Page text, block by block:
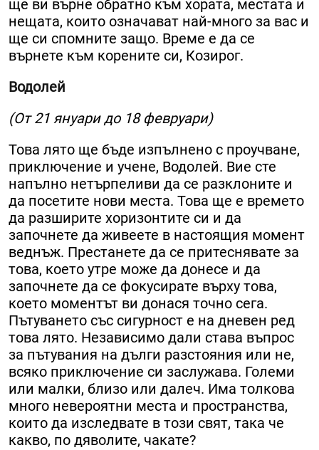
ще ви върне обратно към хората, местата и
нещата, които означават най-много за вас и
ще си спомните защо. Време е да се
върнете към корените си, Козирог.
Водолей
(От 21 януари до 18 февруари)
Това лято ще бъде изпълнено с проучване,
приключение и учене, Водолей. Вие сте
напълно нетърпеливи да се разклоните и
да посетите нови места. Това ще е времето
да разширите хоризонтите си и да
започнете да живеете в настоящия момент
веднъж. Престанете да се притеснявате за
това, което утре може да донесе и да
започнете да се фокусирате върху това,
което моментът ви донася точно сега.
Пътуването със сигурност е на дневен ред
това лято. Независимо дали става въпрос
за пътувания на дълги разстояния или не,
всяко приключение си заслужава. Големи
или малки, близо или далеч. Има толкова
много невероятни места и пространства,
които да изследвате в този свят, така че
какво, по дяволите, чакате?